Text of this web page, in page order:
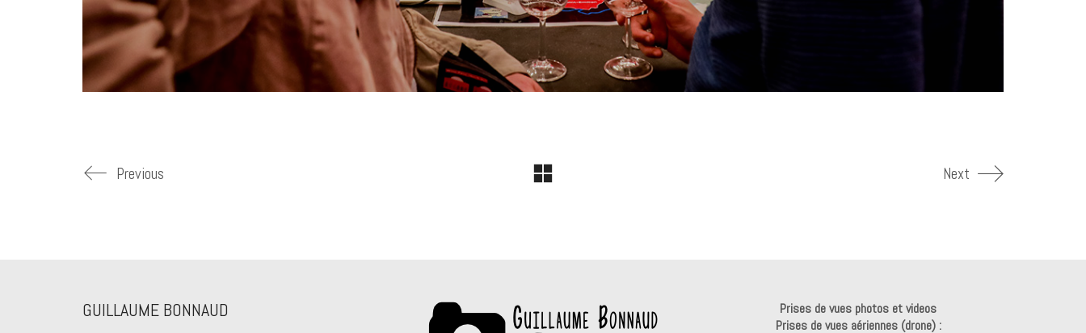
Previous Next
GUILLAUME BONNAUD
Prises de vues photos et videos
Prises de vues aériennes (drone) :